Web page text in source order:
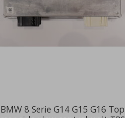
BMW 8 Serie G14 G15 G16 Top